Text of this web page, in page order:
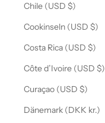
Chile (USD $)
Cookinseln (USD $)
Costa Rica (USD $)
Côte d’Ivoire (USD $)
Curaçao (USD $)
Dänemark (DKK kr.)